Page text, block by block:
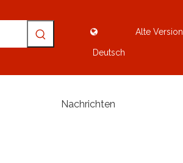
Deutsch
Alte Version
Nachrichten